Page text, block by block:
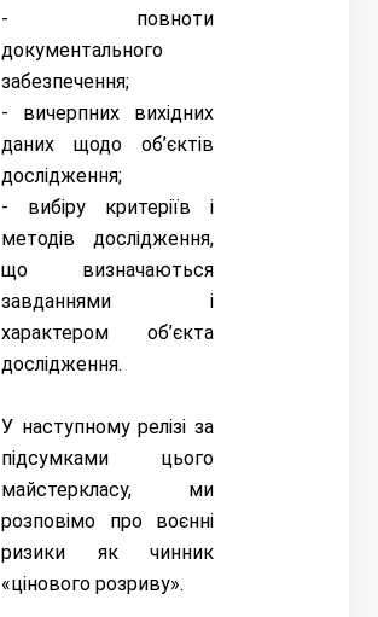
- повноти
документального
забезпечення;
- вичерпних вихідних
даних щодо об’єктів
дослідження;
- вибіру критеріїв і
методів дослідження,
що визначаються
завданнями і
характером об’єкта
дослідження.
У наступному релізі за
підсумками цього
майстеркласу, ми
розповімо про воєнні
ризики як чинник
«цінового розриву».